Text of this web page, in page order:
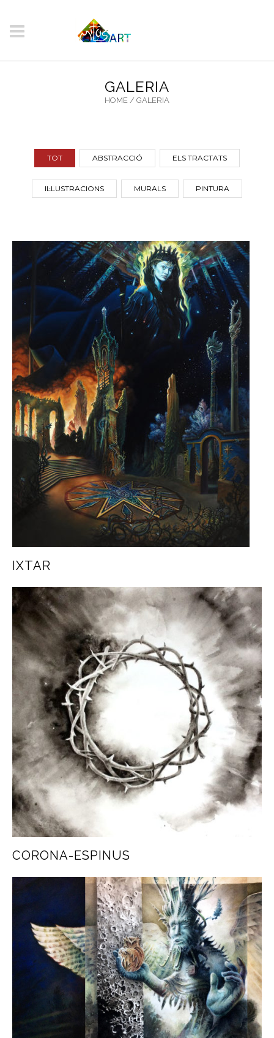
GALERIA
HOME / GALERIA
TOT ABSTRACCIÓ ELS TRACTATS
IL·LUSTRACIONS MURALS PINTURA
IXTAR
CORONA-ESPINUS